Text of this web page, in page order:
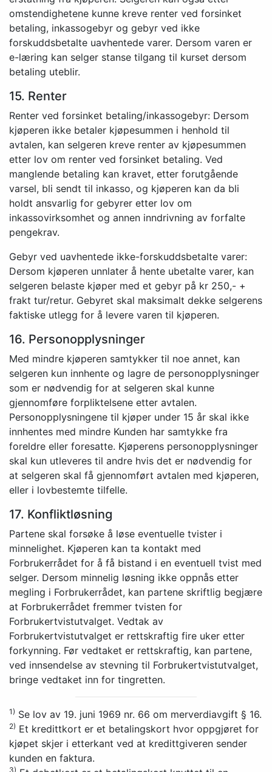
omstendighetene kunne kreve renter ved forsinket
betaling, inkassogebyr og gebyr ved ikke
forskuddsbetalte uavhentede varer. Dersom varen er
e-læring kan selger stanse tilgang til kurset dersom
betaling uteblir.
15. Renter
Renter ved forsinket betaling/inkassogebyr: Dersom
kjøperen ikke betaler kjøpesummen i henhold til
avtalen, kan selgeren kreve renter av kjøpesummen
etter lov om renter ved forsinket betaling. Ved
manglende betaling kan kravet, etter forutgående
varsel, bli sendt til inkasso, og kjøperen kan da bli
holdt ansvarlig for gebyrer etter lov om
inkassovirksomhet og annen inndrivning av forfalte
pengekrav.
Gebyr ved uavhentede ikke-forskuddsbetalte varer:
Dersom kjøperen unnlater å hente ubetalte varer, kan
selgeren belaste kjøper med et gebyr på kr 250,- +
frakt tur/retur. Gebyret skal maksimalt dekke selgerens
faktiske utlegg for å levere varen til kjøperen.
16. Personopplysninger
Med mindre kjøperen samtykker til noe annet, kan
selgeren kun innhente og lagre de personopplysninger
som er nødvendig for at selgeren skal kunne
gjennomføre forpliktelsene etter avtalen.
Personopplysningene til kjøper under 15 år skal ikke
innhentes med mindre Kunden har samtykke fra
foreldre eller foresatte. Kjøperens personopplysninger
skal kun utleveres til andre hvis det er nødvendig for
at selgeren skal få gjennomført avtalen med kjøperen,
eller i lovbestemte tilfelle.
17. Konfliktløsning
Partene skal forsøke å løse eventuelle tvister i
minnelighet. Kjøperen kan ta kontakt med
Forbrukerrådet for å få bistand i en eventuell tvist med
selger. Dersom minnelig løsning ikke oppnås etter
megling i Forbrukerrådet, kan partene skriftlig begjære
at Forbrukerrådet fremmer tvisten for
Forbrukertvistutvalget. Vedtak av
Forbrukertvistutvalget er rettskraftig fire uker etter
forkynning. Før vedtaket er rettskraftig, kan partene,
ved innsendelse av stevning til Forbrukertvistutvalget,
bringe vedtaket inn for tingretten.
1) Se lov av 19. juni 1969 nr. 66 om merverdiavgift § 16.
2) Et kredittkort er et betalingskort hvor oppgjøret for
kjøpet skjer i etterkant ved at kredittgiveren sender
kunden en faktura.
3)